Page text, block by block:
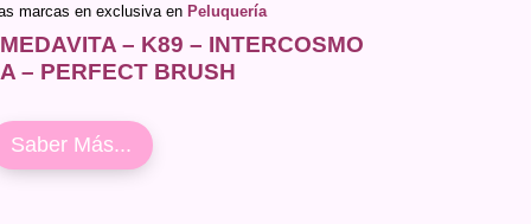
marcas en exclusiva en Peluquería
– K89 – INTERCOSMO
– PERFECT BRUSH
Saber Más...